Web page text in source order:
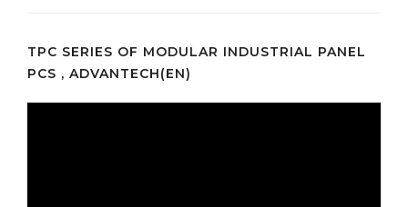
TPC SERIES OF MODULAR INDUSTRIAL PANEL
PCS , ADVANTECH(EN)